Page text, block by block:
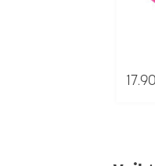
17.90